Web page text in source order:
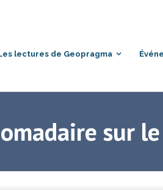
lectures de Geopragma
sur